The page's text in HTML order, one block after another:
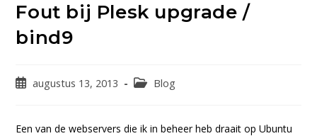
Fout bij Plesk upgrade /
bind9
Berichtaugustus 13, 2013 Berichtcategorie:
Blog
Een van de webservers die ik in beheer heb draait op Ubuntu